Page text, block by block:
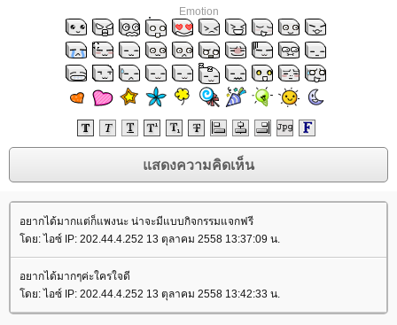
Emotion
อยากได้มากแต่ก็แพงนะ น่าจะมีแบบกิจกรรมแจกฟรี
ดย: ไอซ์ IP: 202.44.4.252 13 ตุลาคม 2558 13:37:09 น.
อยากได้มากๆค่ะใครใจดี
ดย: ไอซ์ IP: 202.44.4.252 13 ตุลาคม 2558 13:42:33 น.